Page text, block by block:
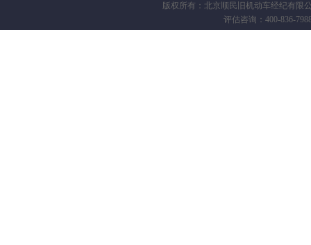
版权所有：北京顺民旧机动车经纪有限
评估咨询：400-836-